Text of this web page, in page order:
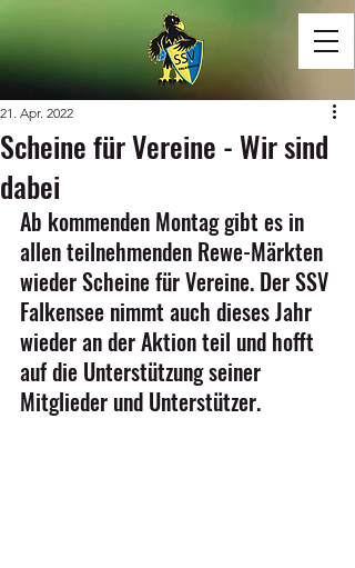
Scheine für Vereine - Wir sind
dabei
21. Apr. 2022
Ab kommenden Montag gibt es in
allen teilnehmenden Rewe-Märkten
wieder Scheine für Vereine. Der SSV
Falkensee nimmt auch dieses Jahr
wieder an der Aktion teil und hofft
auf die Unterstützung seiner
Mitglieder und Unterstützer.